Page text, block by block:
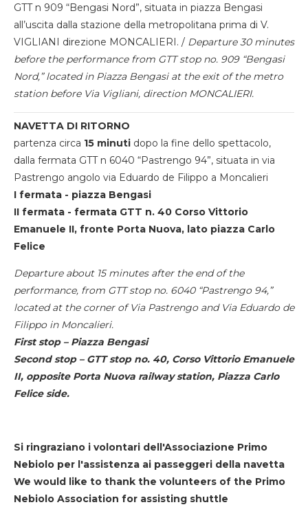
GTT n 909 “Bengasi Nord”, situata in piazza Bengasi
all’uscita dalla stazione della metropolitana prima di V.
VIGLIANI direzione MONCALIERI. / Departure 30 minutes
before the performance from GTT stop no. 909 “Bengasi
Nord,” located in Piazza Bengasi at the exit of the metro
station before Via Vigliani, direction MONCALIERI.
NAVETTA DI RITORNO
partenza circa 15 minuti dopo la fine dello spettacolo,
dalla fermata GTT n 6040 “Pastrengo 94”, situata in via
Pastrengo angolo via Eduardo de Filippo a Moncalieri
I fermata - piazza Bengasi
II fermata - fermata GTT n. 40 Corso Vittorio
Emanuele II, fronte Porta Nuova, lato piazza Carlo
Felice
Departure about 15 minutes after the end of the
performance, from GTT stop no. 6040 “Pastrengo 94,”
located at the corner of Via Pastrengo and Via Eduardo de
Filippo in Moncalieri.
First stop – Piazza Bengasi
Second stop – GTT stop no. 40, Corso Vittorio Emanuele
II, opposite Porta Nuova railway station, Piazza Carlo
Felice side.
Si ringraziano i volontari dell'Associazione Primo
Nebiolo per l'assistenza ai passeggeri della navetta
We would like to thank the volunteers of the Primo
Nebiolo Association for assisting shuttle